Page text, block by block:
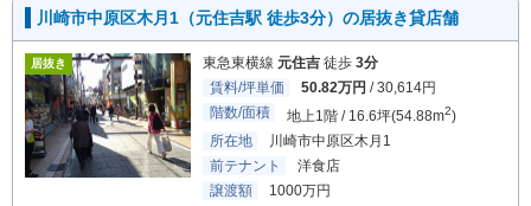
川崎市中原区木月1（元住吉駅 徒歩3分）の居抜き貸店舗
居抜き 東急東横線 元住吉 徒歩 3分
賃料/坪単価
50.82万円 / 30,614円
階数/面積
地上1階 / 16.6坪(54.88m2)
所在地
川崎市中原区木月1
前テナント
洋食店
譲渡額
1000万円